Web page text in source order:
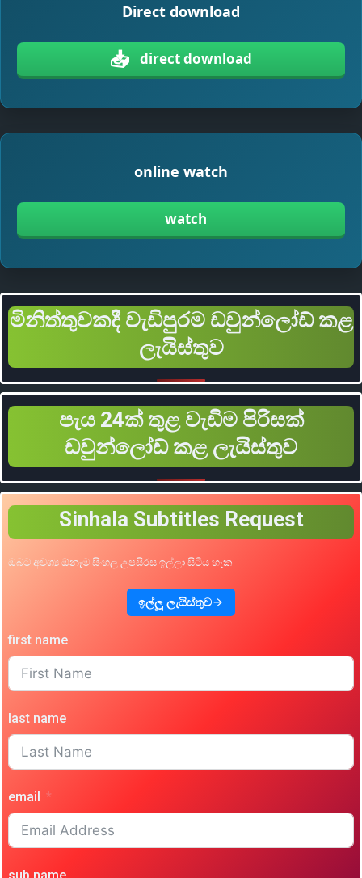
Direct download
📥 direct download
online watch
watch
මිනිත්තුවකදී වැඩිපුරම ඩවුන්ලෝඩ් කළ
ලැයිස්තුව
පැය 24ක් තුළ වැඩිම පිරිසක්
ඩවුන්ලෝඩ් කළ ලැයිස්තුව
Sinhala Subtitles Request
ඔබට අවශ්‍ය ඕනෑම සිංහල උපසිරස ඉල්ලා සිටිය හැක
ඉල්ලූ ලැයිස්තුව
first name
last name
email